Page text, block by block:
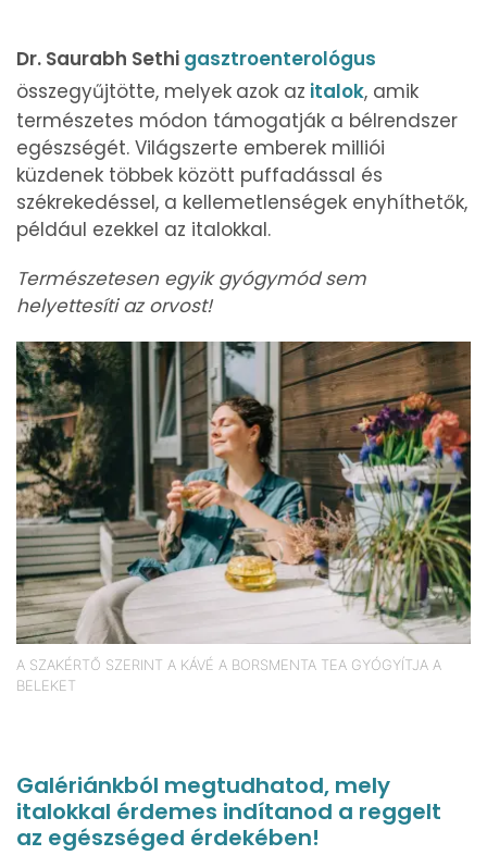
Dr. Saurabh Sethi gasztroenterológus
összegyűjtötte, melyek azok az italok, amik
természetes módon támogatják a bélrendszer
egészségét. Világszerte emberek milliói
küzdenek többek között puffadással és
székrekedéssel, a kellemetlenségek enyhíthetők,
például ezekkel az italokkal.
Természetesen egyik gyógymód sem
helyettesíti az orvost!
A SZAKÉRTŐ SZERINT A KÁVÉ A BORSMENTA TEA GYÓGYÍTJA A
BELEKET
Galériánkból megtudhatod, mely
italokkal érdemes indítanod a reggelt
az egészséged érdekében!